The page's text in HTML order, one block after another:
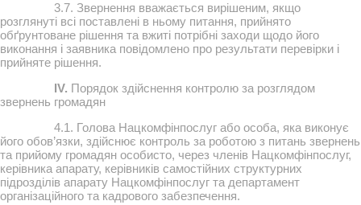
3.7. Звернення вважається вирішеним, якщо
розглянуті всі поставлені в ньому питання, прийнято
обґрунтоване рішення та вжиті потрібні заходи щодо його
виконання і заявника повідомлено про результати перевірки і
прийняте рішення.
IV. Порядок здійснення контролю за розглядом
звернень громадян
4.1. Голова Нацкомфінпослуг або особа, яка виконує
його обов’язки, здійснює контроль за роботою з питань звернень
та прийому громадян особисто, через членів Нацкомфінпослуг,
керівника апарату, керівників самостійних структурних
підрозділів апарату Нацкомфінпослуг та департамент
організаційного та кадрового забезпечення.